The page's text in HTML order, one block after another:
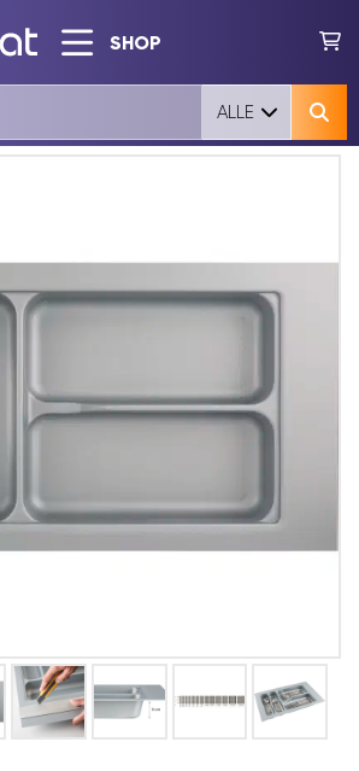
SHOP
ALLE